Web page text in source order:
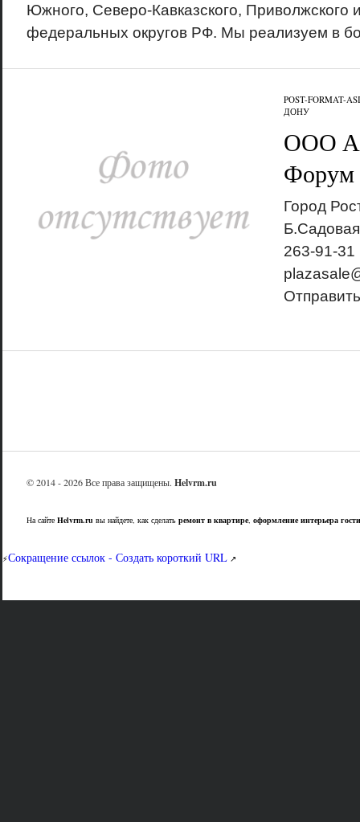
Южного, Северо-Кавказского, Приволжского
федеральных округов РФ. Мы реализуем в
POST-FORMAT-
ДОНУ
ООО
Форум
Город
263-91-31
© 2014 - 2026 Все права защищены. Helvrm.ru
На сайте Helvrm.ru вы найдете, как сделать ремонт в квартире, оформление интерьера
⚡Сокращение ссылок - Создать короткий URL↗